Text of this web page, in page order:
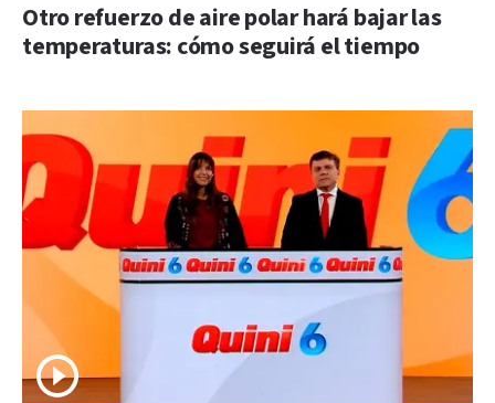
Otro refuerzo de aire polar hará bajar las
temperaturas: cómo seguirá el tiempo